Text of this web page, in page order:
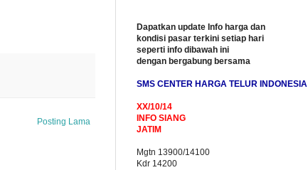
Posting Lama
Dapatkan update Info harga dan
kondisi pasar terkini setiap hari
seperti info dibawah ini
dengan bergabung bersama
SMS CENTER HARGA TELUR INDONESIA
XX/10/14
INFO SIANG
JATIM
Mgtn 13900/14100
Kdr 14200